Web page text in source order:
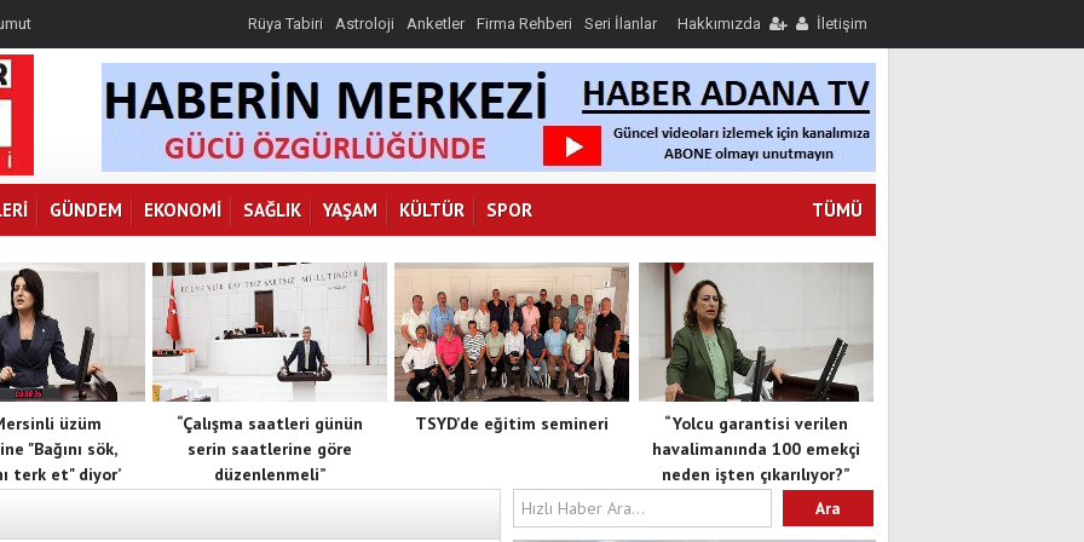
toprağını
Rüya Tabiri Astroloji Anketler Firma Rehberi Seri İlanlar Hakkımızda İletişim
GÜNDEM EKONOMI SAĞLIK YAŞAM KÜLTÜR SPOR TÜMÜ
Mersinli üzüm
"Bağını sök,
terk et" diyor’
“Çalışma saatleri günün
serin saatlerine göre
düzenlenmeli”
“Yolcu garantisi verilen
havalimanında 100 emekçi
neden işten çıkarılıyor?”
TSYD’de eğitim semineri